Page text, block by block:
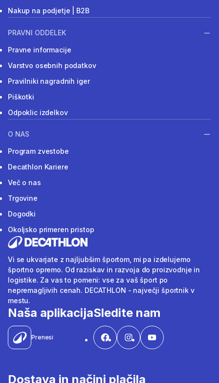
Nakup na podjetje | B2B
PRAVNI ODDELEK
Pravne informacije
Varstvo osebnih podatkov
Pravilniki nagradnih iger
Piškotki
Odpoklic izdelkov
O NAS
Program zvestobe
Decathlon Kariere
Več o nas
Trgovine
Dogodki
Okoljsko primeren pristop
Vi se ukvarjate z najljubšim športom, mi pa izdelujemo
športno opremo. Od raziskav in razvoja do proizvodnje in
logistike. Za vas to pomeni: vse za vaš šport po
nepremagljivih cenah. DECATHLON - največji športnik v
mestu.
Naša aplikacija
Prenesi
Sledite nam
Dostava in načini plačila